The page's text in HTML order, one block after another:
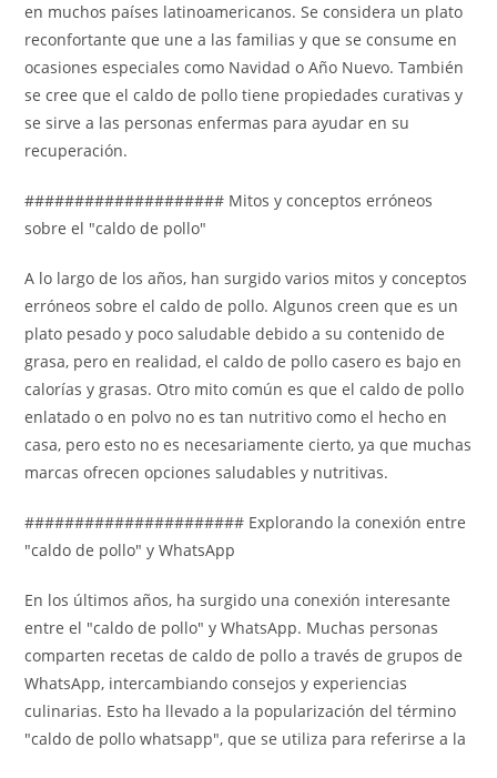
en muchos países latinoamericanos. Se considera un plato
reconfortante que une a las familias y que se consume en
ocasiones especiales como Navidad o Año Nuevo. También
se cree que el caldo de pollo tiene propiedades curativas y
se sirve a las personas enfermas para ayudar en su
recuperación.
#################### Mitos y conceptos erróneos
sobre el "caldo de pollo"
A lo largo de los años, han surgido varios mitos y conceptos
erróneos sobre el caldo de pollo. Algunos creen que es un
plato pesado y poco saludable debido a su contenido de
grasa, pero en realidad, el caldo de pollo casero es bajo en
calorías y grasas. Otro mito común es que el caldo de pollo
enlatado o en polvo no es tan nutritivo como el hecho en
casa, pero esto no es necesariamente cierto, ya que muchas
marcas ofrecen opciones saludables y nutritivas.
###################### Explorando la conexión entre
"caldo de pollo" y WhatsApp
En los últimos años, ha surgido una conexión interesante
entre el "caldo de pollo" y WhatsApp. Muchas personas
comparten recetas de caldo de pollo a través de grupos de
WhatsApp, intercambiando consejos y experiencias
culinarias. Esto ha llevado a la popularización del término
"caldo de pollo whatsapp", que se utiliza para referirse a la